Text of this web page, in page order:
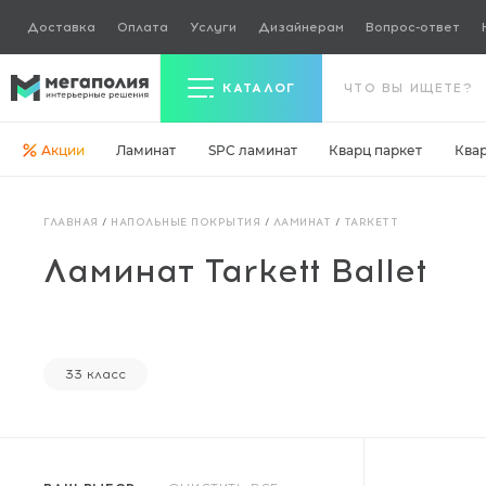
Доставка Оплата Услуги Дизайнерам Вопрос-ответ
КАТАЛОГ
Кварц паркет
Ковровая плитка
Акции Ламинат SPC ламинат Кварц паркет
ГЛАВНАЯ / НАПОЛЬНЫЕ ПОКРЫТИЯ / ЛАМИНАТ / TARKETT
Ламинат Tarkett Ballet
33 класс